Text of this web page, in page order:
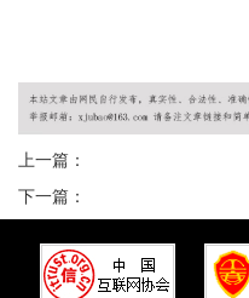
上一篇：
下一篇：